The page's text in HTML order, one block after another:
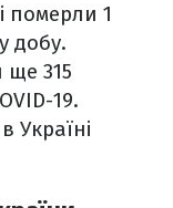
померли 1
добу.
ще 315
19.
Україні